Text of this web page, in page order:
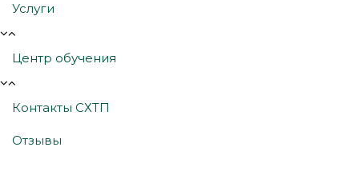
Услуги
Центр обучения
Контакты СХТП
Отзывы